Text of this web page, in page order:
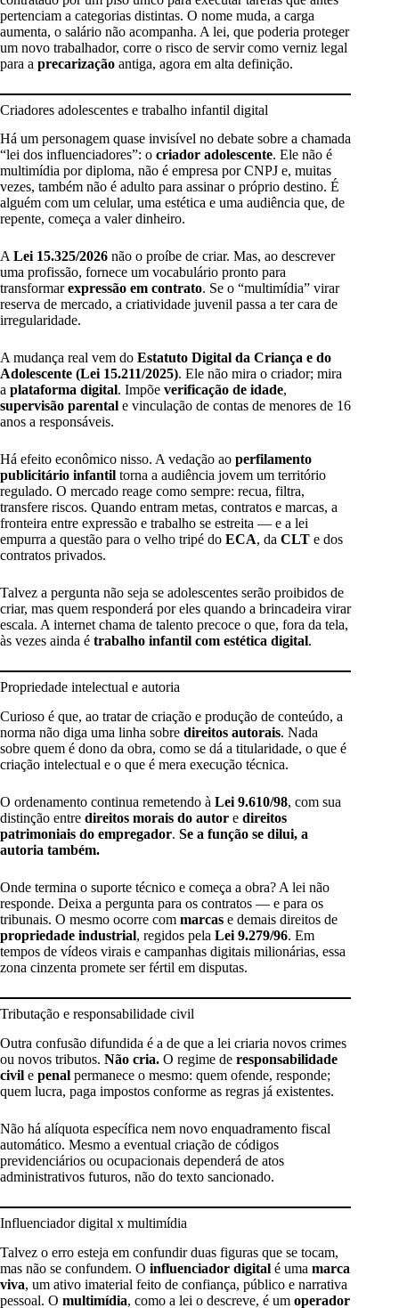
pertenciam a categorias distintas. O nome muda, a carga
aumenta, o salário não acompanha. A lei, que poderia proteger
um novo trabalhador, corre o risco de servir como verniz legal
para a precarização antiga, agora em alta definição.
Criadores adolescentes e trabalho infantil digital
Há um personagem quase invisível no debate sobre a chamada
“lei dos influenciadores”: o criador adolescente. Ele não é
multimídia por diploma, não é empresa por CNPJ e, muitas
vezes, também não é adulto para assinar o próprio destino. É
alguém com um celular, uma estética e uma audiência que, de
repente, começa a valer dinheiro.
ALei 15.325/2026 não o proíbe de criar. Mas, ao descrever
uma profissão, fornece um vocabulário pronto para
transformarexpressão em contrato. Se o “multimídia” virar
reserva de mercado, a criatividade juvenil passa a ter cara de
irregularidade.
A mudança real vem do Estatuto Digital da Criança e do
Adolescente (Lei 15.211/2025). Ele não mira o criador; mira
a plataforma digital. Impõe verificação de idade,
supervisão parental e vinculação de contas de menores de 16
anos a responsáveis.
Há efeito econômico nisso. A vedação ao perfilamento
publicitário infantil torna a audiência jovem um território
regulado. O mercado reage como sempre: recua, filtra,
transfere riscos. Quando entram metas, contratos e marcas, a
fronteira entre expressão e trabalho se estreita — e a lei
empurra a questão para o velho tripé do ECA, da CLT e dos
contratos privados.
Talvez a pergunta não seja se adolescentes serão proibidos de
criar, mas quem responderá por eles quando a brincadeira virar
escala. A internet chama de talento precoce o que, fora da tela,
às vezes ainda é trabalho infantil com estética digital.
Propriedade intelectual e autoria
Curioso é que, ao tratar de criação e produção de conteúdo, a
norma não diga uma linha sobre direitos autorais. Nada
sobre quem é dono da obra, como se dá a titularidade, o que é
criação intelectual e o que é mera execução técnica.
O ordenamento continua remetendo à Lei 9.610/98, com sua
distinção entre direitos morais do autor e direitos
patrimoniais do empregador. Se a função se dilui, a
autoria também.
Onde termina o suporte técnico e começa a obra? A lei não
responde. Deixa a pergunta para os contratos — e para os
tribunais. O mesmo ocorre com marcas e demais direitos de
propriedade industrial, regidos pela Lei 9.279/96. Em
tempos de vídeos virais e campanhas digitais milionárias, essa
zona cinzenta promete ser fértil em disputas.
Tributação e responsabilidade civil
Outra confusão difundida é a de que a lei criaria novos crimes
ou novos tributos. Não cria. O regime de responsabilidade
civil e penal permanece o mesmo: quem ofende, responde;
quem lucra, paga impostos conforme as regras já existentes.
Não há alíquota específica nem novo enquadramento fiscal
automático. Mesmo a eventual criação de códigos
previdenciários ou ocupacionais dependerá de atos
administrativos futuros, não do texto sancionado.
Influenciador digital x multimídia
Talvez o erro esteja em confundir duas figuras que se tocam,
mas não se confundem. O influenciador digital é uma marca
viva, um ativo imaterial feito de confiança, público e narrativa
pessoal. O multimídia, como a lei o descreve, é um operador